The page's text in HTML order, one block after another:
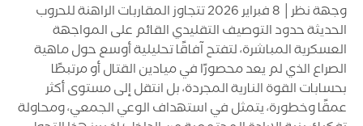
وجهة نظر│ 8 فبراير 2026 تتجاوز المقاربات الراهنة للحروب
الحديثة حدود التوصيف التقليدي القائم على المواجهة
العسكرية المباشرة، لتفتح آفاقًا تحليلية أوسع حول ماهية
الصراع الذي لم يعد محصورًا في ميادين القتال أو مرتبطًا
بحسابات القوة النارية المجردة، بل انتقل إلى مستوى أكثر
عمقًا وخطورة، يتمثل في استهداف الوعي الجمعي، ومحاولة